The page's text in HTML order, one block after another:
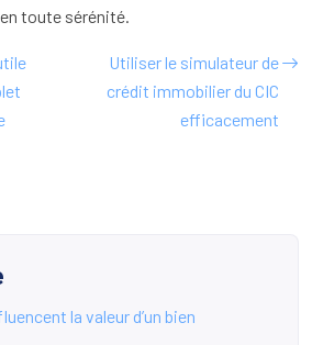
toute sérénité.
Utiliser le simulateur de
crédit immobilier du CIC
efficacement
la valeur d’un bien